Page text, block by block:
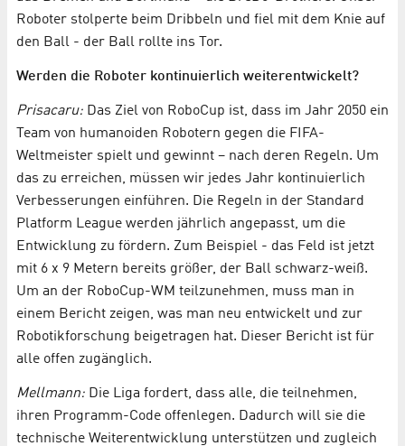
Roboter stolperte beim Dribbeln und fiel mit dem Knie auf
den Ball - der Ball rollte ins Tor.
Werden die Roboter kontinuierlich weiterentwickelt?
Prisacaru: Das Ziel von RoboCup ist, dass im Jahr 2050 ein
Team von humanoiden Robotern gegen die FIFA-
Weltmeister spielt und gewinnt – nach deren Regeln. Um
das zu erreichen, müssen wir jedes Jahr kontinuierlich
Verbesserungen einführen. Die Regeln in der Standard
Platform League werden jährlich angepasst, um die
Entwicklung zu fördern. Zum Beispiel - das Feld ist jetzt
mit 6 x 9 Metern bereits größer, der Ball schwarz-weiß.
Um an der RoboCup-WM teilzunehmen, muss man in
einem Bericht zeigen, was man neu entwickelt und zur
Robotikforschung beigetragen hat. Dieser Bericht ist für
alle offen zugänglich.
Mellmann: Die Liga fordert, dass alle, die teilnehmen,
ihren Programm-Code offenlegen. Dadurch will sie die
technische Weiterentwicklung unterstützen und zugleich